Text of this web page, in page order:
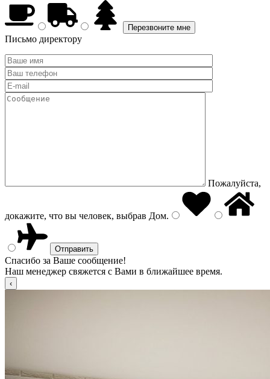
Письмо директору
Пожалуйста,
докажите, что вы человек, выбрав Дом.
Спасибо за Ваше сообщение!
Наш менеджер свяжется с Вами в ближайшее время.